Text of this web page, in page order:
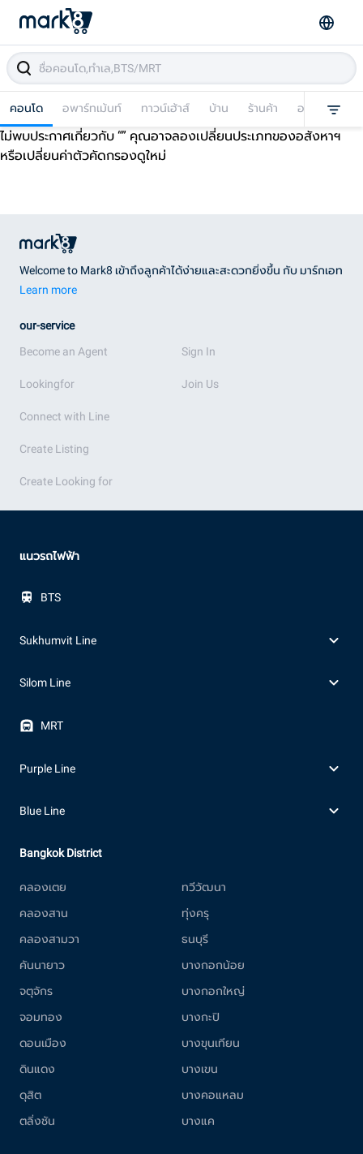
คอนโด อพาร์ทเม้นท์ ทาวน์เฮ้าส์ บ้าน ร้านค้า อาคารพาณิช
ไม่พบประกาศเกี่ยวกับ “” คุณอาจลองเปลี่ยนประเภทของอสังหาฯ
หรือเปลี่ยนค่าตัวคัดกรองดูใหม่
Welcome to Mark8 เข้าถึงลูกค้าได้ง่ายและสะดวกยิ่งขึ้น กับ มาร์กเอท
Learn more
our-service
Become an Agent
Lookingfor
Connect with Line
Create Listing
Create Looking for
Sign In
Join Us
แนวรถไฟฟ้า
BTS
Sukhumvit Line
Silom Line
MRT
Purple Line
Blue Line
Bangkok District
คลองเตย
คลองสาน
คลองสามวา
คันนายาว
จตุจักร
จอมทอง
ดอนเมือง
ดินแดง
ดุสิต
ตลิ่งชัน
ทวีวัฒนา
ทุ่งครุ
ธนบุรี
บางกอกน้อย
บางกอกใหญ่
บางกะปิ
บางขุนเทียน
บางเขน
บางคอแหลม
บางแค